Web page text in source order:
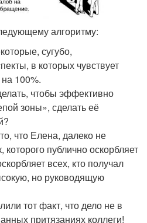
алгоритму:
сугубо,
в которых чувствует
100%.
чтобы эффективно
зоны», сделать её
что Елена, далеко не
публично оскорбляет
всех, кто получал
но руководящую
тот факт, что дело не в
притязаниях коллеги!